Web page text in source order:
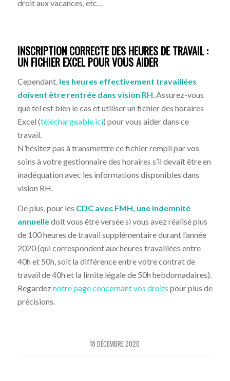
droit aux vacances, etc…
INSCRIPTION CORRECTE DES HEURES DE TRAVAIL :
UN FICHIER EXCEL POUR VOUS AIDER
Cependant, les heures effectivement travaillées
doivent être rentrée dans vision RH . Assurez-vous
que tel est bien le cas et utiliser un fichier des horaires
Excel (téléchargeable ici) pour vous aider dans ce
travail.
N’hésitez pas à transmettre ce fichier rempli par vos
soins à votre gestionnaire des horaires s’il devait être en
inadéquation avec les informations disponibles dans
vision RH.
De plus, pour les CDC avec FMH, une indemnité
annuelledoit vous être versée si vous avez réalisé plus
de 100 heures de travail supplémentaire durant l’année
2020 (qui correspondent aux heures travaillées entre
40h et 50h, soit la différence entre votre contrat de
travail de 40h et la limite légale de 50h hebdomadaires).
Regardez notre page concernant vos droits pour plus de
précisions.
18 DÉCEMBRE 2020